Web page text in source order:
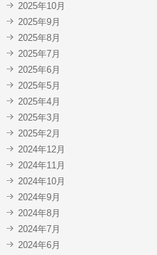
2025年10月
2025年9月
2025年8月
2025年7月
2025年6月
2025年5月
2025年4月
2025年3月
2025年2月
2024年12月
2024年11月
2024年10月
2024年9月
2024年8月
2024年7月
2024年6月